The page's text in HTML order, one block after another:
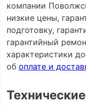
компании
низкие цены,
подготовку,
гарантийный
характеристики
об оплате и